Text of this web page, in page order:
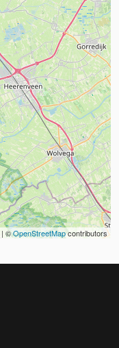
| ©OpenStreetMapcontributors